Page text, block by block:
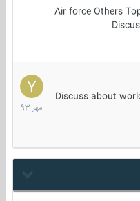
Air force Others
Discuss about
15
مهر
1393